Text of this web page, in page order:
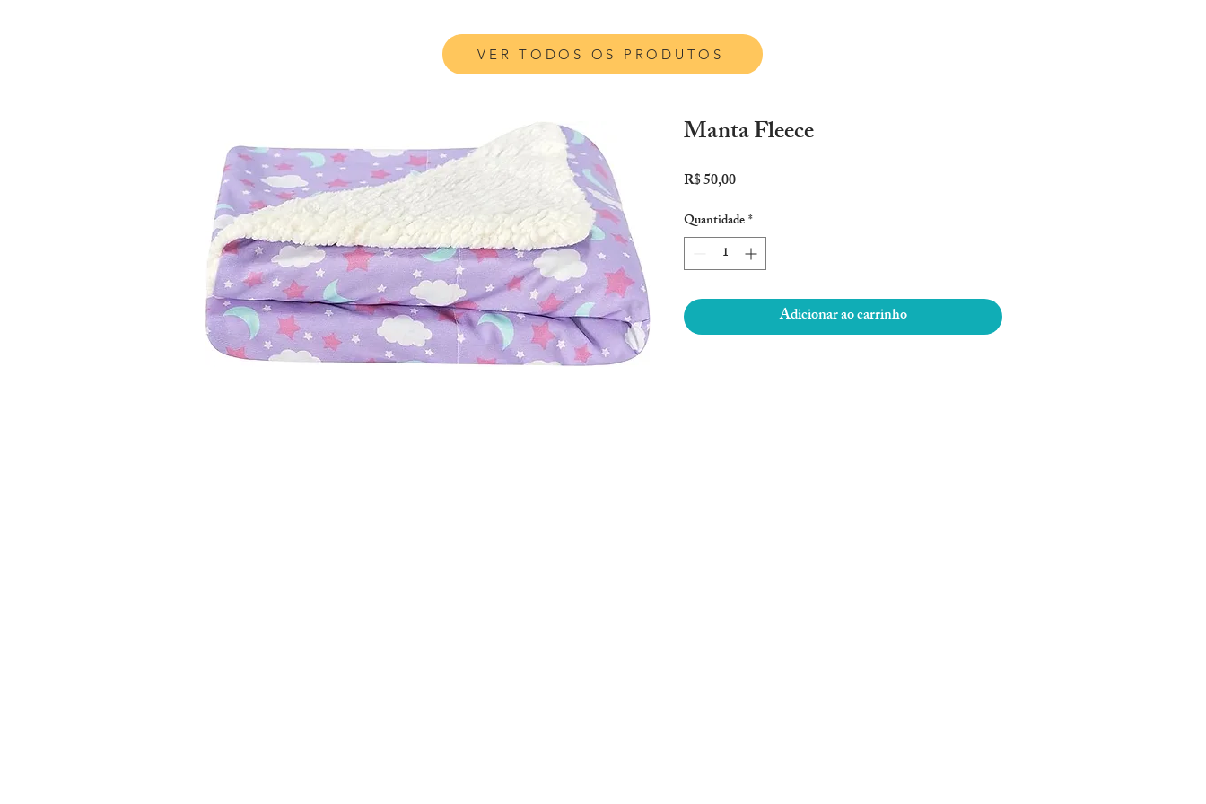
VER TODOS OS PRODUTOS
Manta Fleece
R$ 50,00Preço
Quantidade*
Adicionar ao carrinho